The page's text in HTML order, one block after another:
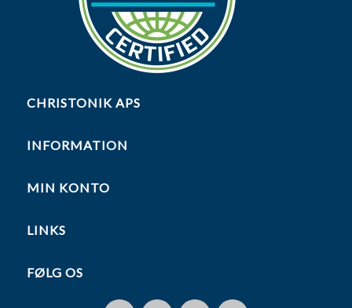
CHRISTONIK APS
INFORMATION
MIN KONTO
LINKS
FØLG OS